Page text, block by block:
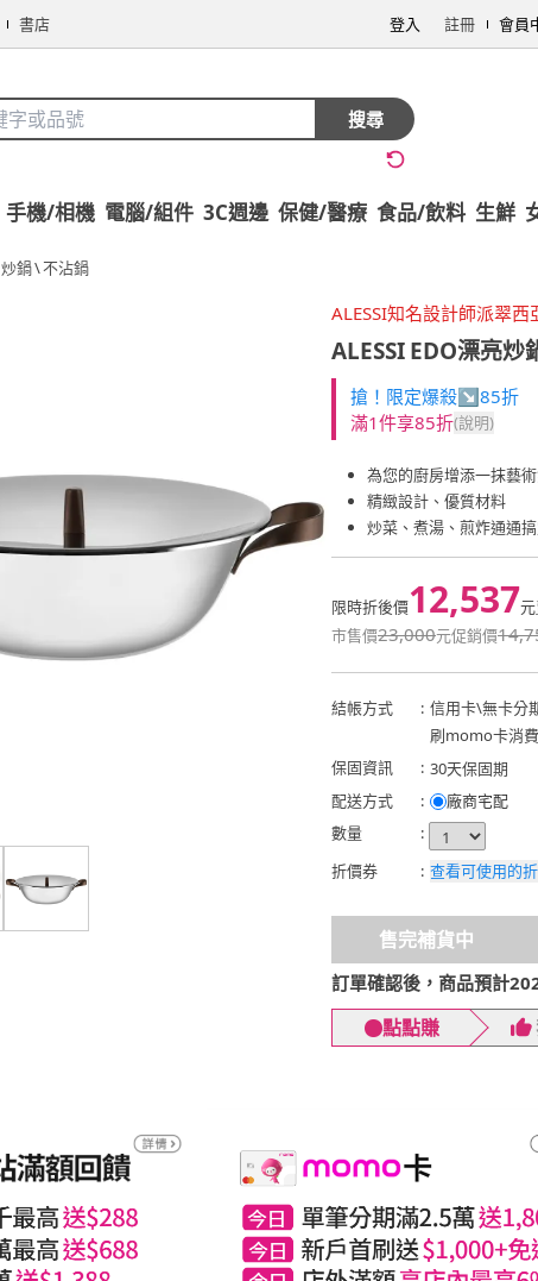
書店 登入 註冊 會員
搜尋
手機/相機 電腦/組件 3C週邊 保健/醫療 食品/飲料 生鮮
炒鍋\不沾鍋
ALESSI知名設計師派翠西
ALESSIEDO漂亮炒
搶！限定爆殺↘85折
滿1件享85折(說明)
為您的廚房增添一抹藝
精緻設計、優質材料
炒菜、煮湯、煎炸通通
限時折後價12,537元
市售價23,000元促銷價
結帳方式 : 信用卡\無卡分
刷momo卡消
保固資訊
: 30天保固期
配送方式
:
廠商宅配
數量
:
折價券
: 查看可使用的
售完補貨中
訂單確認後，商品預計
點點賺